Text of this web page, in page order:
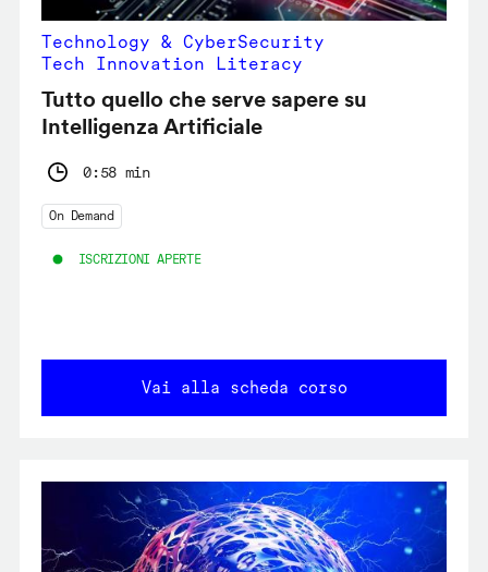
Technology & CyberSecurity
Tech Innovation Literacy
Tutto quello che serve sapere su
Intelligenza Artificiale
0:58 min
On Demand
ISCRIZIONI APERTE
Vai alla scheda corso